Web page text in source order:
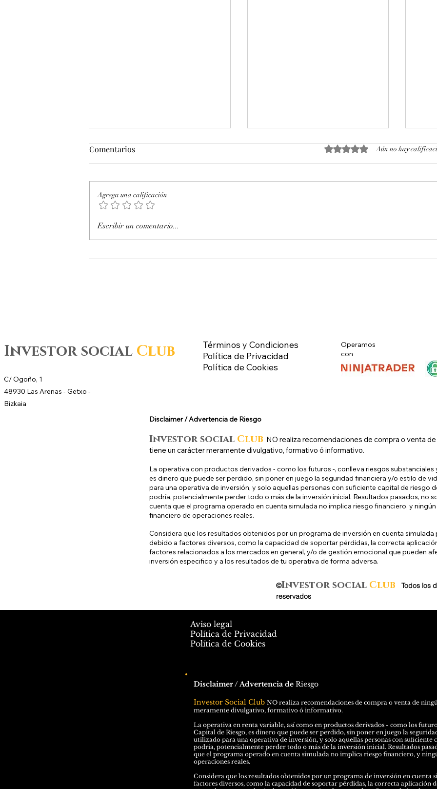
Octubre 2025. Día 17 : Accesos
Comentarios Obtuvo 0 de 5 estrellas.
Aún no hay
Agrega una calificación
Escribir un comentario...
Investor social Club
C/ Ogoño, 1
48930 Las Arenas - Getxo -
Bizkaia
Términos y Condiciones
Política de Privacidad
Política de Cookies
Operamos
con
Disclaimer / Advertencia de Riesgo
Investor social Club NO realiza recomendaciones de compra o venta
tiene un carácter meramente divulgativo, formativo ó informativo.
La operativa con productos derivados - como los futuros -, conlleva riesgos
es dinero que puede ser perdido, sin poner en juego la seguridad financiera y/o estilo de
para una operativa de inversión, y solo aquellas personas con suficiente capital de riesgo
podría, potencialmente perder todo o más de la inversión inicial. Resultados pasados, no
cuenta que el programa operado en cuenta simulada no implica riesgo financiero, y
financiero de operaciones reales.
Considera que los resultados obtenidos por un programa de inversión en cuenta
debido a factores diversos, como la capacidad de soportar pérdidas, la correcta
factores relacionados a los mercados en general, y/o de gestión emocional que pueden
inversión especifico y a los resultados de tu operativa de forma adversa.
©Investor social Club
Todos los
reservados
Aviso legal
Política de Privacidad
Política de Cookies
Disclaimer / Advertencia de Riesgo
Investor Social Club NO realiza recomendaciones de compra o venta de
meramente divulgativo, formativo ó informativo.
La operativa en renta variable, así como en productos derivados - como los
Capital de Riesgo, es dinero que puede ser perdido, sin poner en juego la
utilizado para una operativa de inversión, y solo aquellas personas con
podría, potencialmente perder todo o más de la inversión inicial. Resultados
que el programa operado en cuenta simulada no implica riesgo financiero, y
operaciones reales.
Considera que los resultados obtenidos por un programa de inversión en
factores diversos, como la capacidad de soportar pérdidas, la correcta aplicación